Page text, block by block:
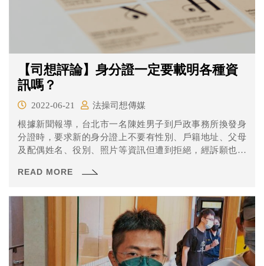
【司想評論】身分證一定要載明各種資
訊嗎？
2022-06-21
法操司想傳媒
根據新聞報導，台北市一名陳姓男子到戶政事務所換發身
分證時，要求新的身分證上不要有性別、戶籍地址、父母
及配偶姓名、役別、照片等資訊但遭到拒絕，經訴願也不
READ MORE